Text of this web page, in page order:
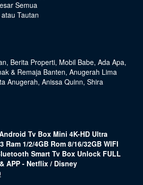
Semua
Tautan
, Berita Properti, Mobil Babe, Ada Apa,
& Remaja Banten, Anugerah Lima
Anugerah, Anissa Quinn, Shira
Tv Box Mini 4K-HD Ultra
Ram 1/2/4GB Rom 8/16/32GB WIFI
Smart Tv Box Unlock FULL
APP - Netflix / Disney